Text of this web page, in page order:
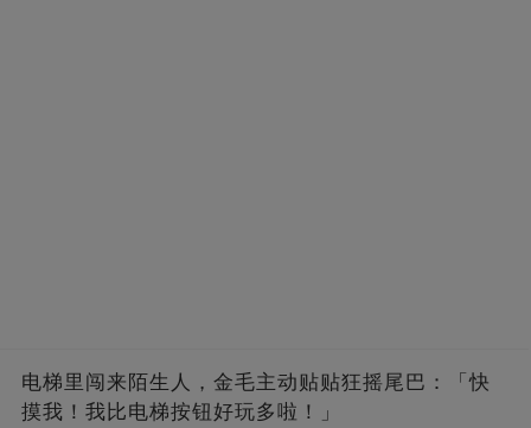
电梯里闯来陌生人，金毛主动贴贴狂摇尾巴：「快
摸我！我比电梯按钮好玩多啦！」